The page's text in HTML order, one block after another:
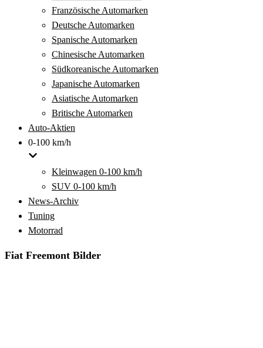
Französische Automarken
Deutsche Automarken
Spanische Automarken
Chinesische Automarken
Südkoreanische Automarken
Japanische Automarken
Asiatische Automarken
Britische Automarken
Auto-Aktien
0-100 km/h
Kleinwagen 0-100 km/h
SUV 0-100 km/h
News-Archiv
Tuning
Motorrad
Fiat Freemont Bilder